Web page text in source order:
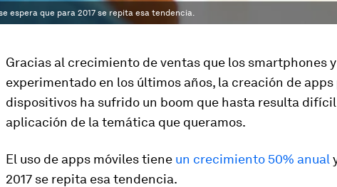
espera que para 2017 se repita esa tendencia.
Gracias al crecimiento de ventas que los smartphones
experimentado en los últimos años, la creación de
dispositivos ha sufrido un boom que hasta resulta
aplicación de la temática que queramos.
El uso de apps móviles tiene un crecimiento 50% anual
2017 se repita esa tendencia.